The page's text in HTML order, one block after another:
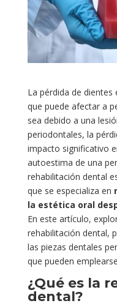
La pérdida de
que puede afectar a
sea debido a una
periodontales, la
impacto significativo
autoestima de una
rehabilitación dental
que se especializa en
la estética oral
En este artículo,
rehabilitación dental,
las piezas dentales
que pueden
¿Qué es la
dental?